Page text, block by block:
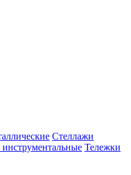
Стеллажи
Тележки